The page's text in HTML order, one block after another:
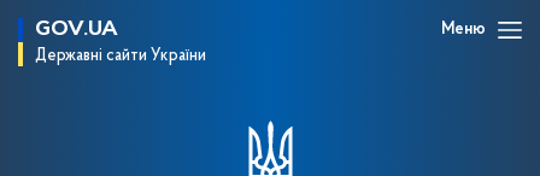
GOV.UA
Державні сайти України
Меню